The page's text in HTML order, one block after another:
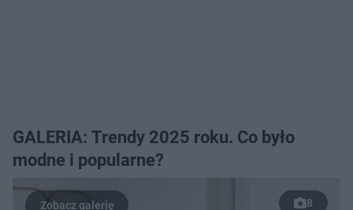
GALERIA: Trendy 2025 roku. Co było
modne i popularne?
8